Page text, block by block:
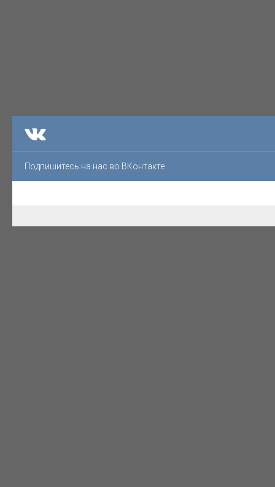
Подпишитесь на нас во ВКонтакте